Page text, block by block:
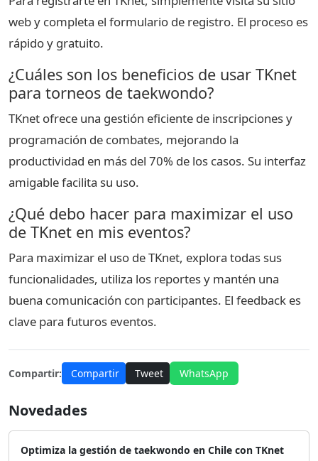
web y completa el formulario de registro. El proceso es
rápido y gratuito.
¿Cuáles son los beneficios de usar TKnet
para torneos de taekwondo?
TKnet ofrece una gestión eficiente de inscripciones y
programación de combates, mejorando la
productividad en más del 70% de los casos. Su interfaz
amigable facilita su uso.
¿Qué debo hacer para maximizar el uso
de TKnet en mis eventos?
Para maximizar el uso de TKnet, explora todas sus
funcionalidades, utiliza los reportes y mantén una
buena comunicación con participantes. El feedback es
clave para futuros eventos.
Compartir: Compartir Tweet WhatsApp
Novedades
Optimiza la gestión de taekwondo en Chile con TKnet